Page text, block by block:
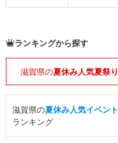
ランキングから探す
滋賀県の夏休み人気夏祭り
滋賀県の夏休み人気イベント
ランキング